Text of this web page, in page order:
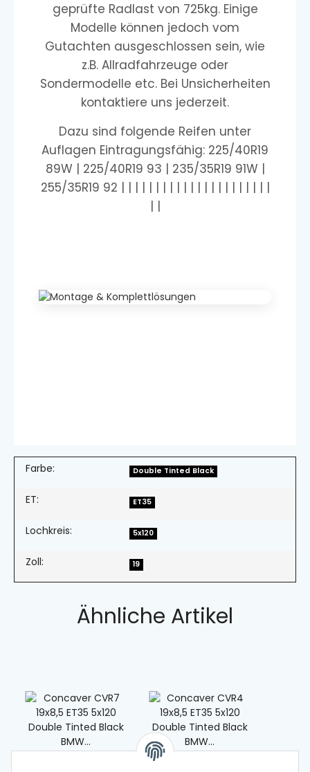
geprüfte Radlast von 725kg. Einige
Modelle können jedoch vom
Gutachten ausgeschlossen sein, wie
z.B. Allradfahrzeuge oder
Sondermodelle etc. Bei Unsicherheiten
kontaktiere uns jederzeit.
Dazu sind folgende Reifen unter
Auflagen Eintragungsfähig: 225/40R19
89W | 225/40R19 93 | 235/35R19 91W |
255/35R19 92 | | | | | | | | | | | | | | | | | | | | | |
| |
Farbe: Double Tinted Black
ET: ET35
Lochkreis: 5x120
Zoll: 19
Ähnliche Artikel